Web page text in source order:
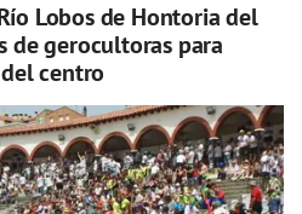
Lobos de Hontoria del
de gerocultoras para
centro